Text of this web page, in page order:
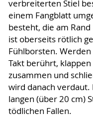
verbreiterten Stiel
einem Fangblatt
besteht, die am
ist oberseits rötlich
Fühlborsten.
Takt berührt,
zusammen und
wird danach
langen (über 20 cm)
tödlichen Fallen.